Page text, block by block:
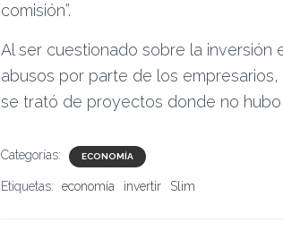
comisión”.
Al ser cuestionado sobre la inversión
abusos por parte de los
se trató de proyectos donde no hubo
Categorías: ECONOMÍA
Etiquetas: economía invertir Slim